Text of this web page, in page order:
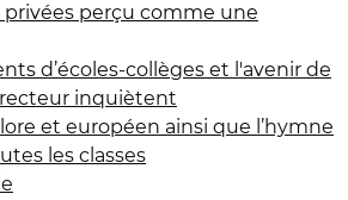
perçu comme une
d’écoles-collèges et l'avenir de
inquiètent
et européen ainsi que l’hymne
les classes